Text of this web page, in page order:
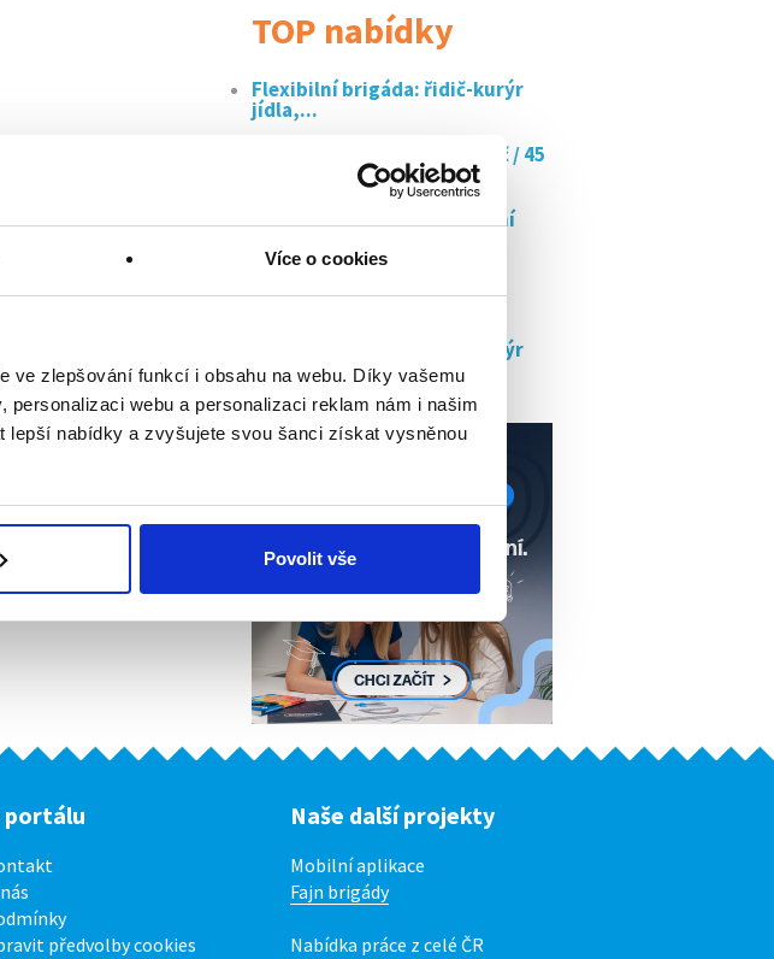
Více o cookies
ve zlepšování funkcí i obsahu na webu. Díky vašemu
webu a personalizaci reklam nám i našim
lepší nabídky a zvyšujete svou šanci získat vysněnou
Povolit vše
TOP nabídky
Flexibilní brigáda: řidič-kurýr
jídla,...
Doučujte s námi až za 350 kč / 45
Minibar stevard/ka flexibilní
burger kingu v...
Flexibilní brigáda: řidič-kurýr
jídla,...
portálu
předvolby cookies
Naše další projekty
Mobilní aplikace
Fajn brigády
Nabídka práce z celé ČR